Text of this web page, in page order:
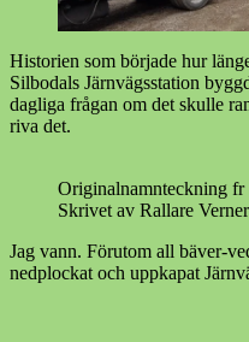
Historien som började hur
Silbodals Järnvägsstation
dagliga frågan om det skulle
riva det.
Originalnamnteckning fr
Skrivet av Rallare
Jag vann. Förutom all bäver-
nedplockat och uppkapat